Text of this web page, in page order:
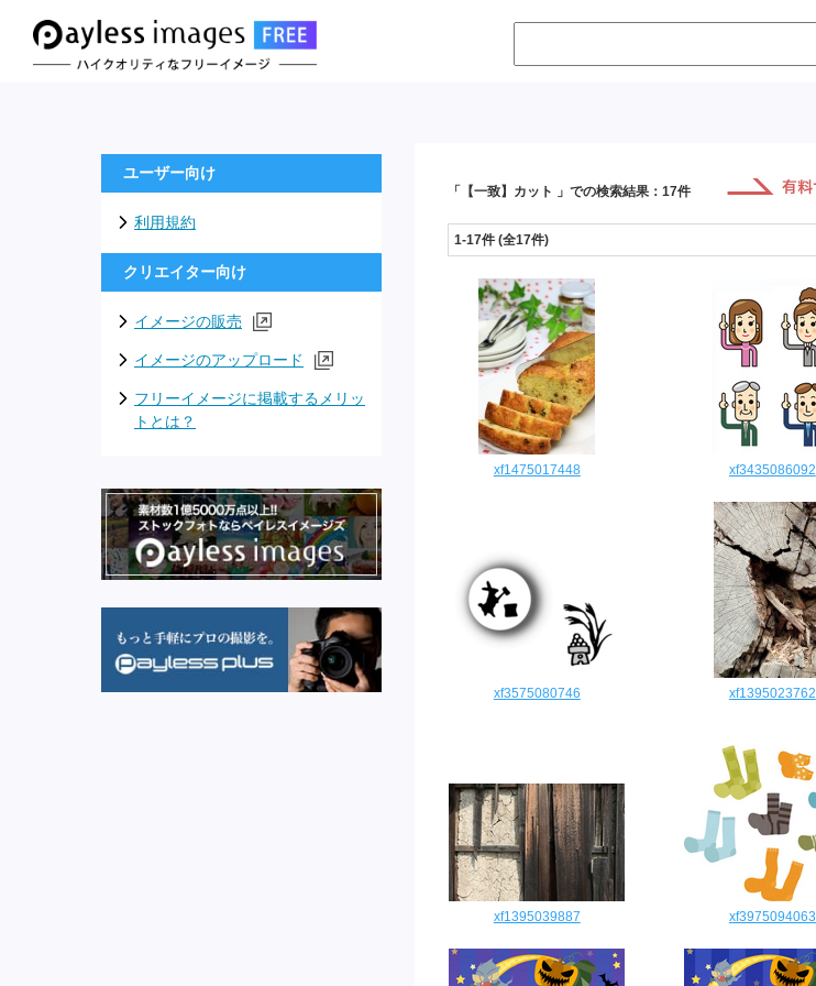
「【一致】カット 」での検索結果：17件
1-17件 (全17件)
xf1475017448 xf3435086092
xf3575080746 xf1395023762
xf1395039887 xf3975094063
ユーザー向け
利用規約
クリエイター向け
イメージの販売
イメージのアップロード
フリーイメージに掲載するメリッ
トとは？